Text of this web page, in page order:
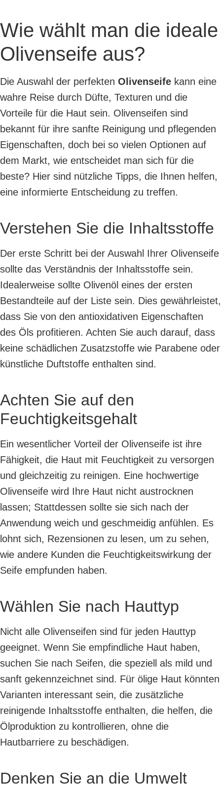
Wie wählt man die ideale
Olivenseife aus?
Die Auswahl der perfekten Olivenseife kann eine
wahre Reise durch Düfte, Texturen und die
Vorteile für die Haut sein. Olivenseifen sind
bekannt für ihre sanfte Reinigung und pflegenden
Eigenschaften, doch bei so vielen Optionen auf
dem Markt, wie entscheidet man sich für die
beste? Hier sind nützliche Tipps, die Ihnen helfen,
eine informierte Entscheidung zu treffen.
Verstehen Sie die Inhaltsstoffe
Der erste Schritt bei der Auswahl Ihrer Olivenseife
sollte das Verständnis der Inhaltsstoffe sein.
Idealerweise sollte Olivenöl eines der ersten
Bestandteile auf der Liste sein. Dies gewährleistet,
dass Sie von den antioxidativen Eigenschaften
des Öls profitieren. Achten Sie auch darauf, dass
keine schädlichen Zusatzstoffe wie Parabene oder
künstliche Duftstoffe enthalten sind.
Achten Sie auf den
Feuchtigkeitsgehalt
Ein wesentlicher Vorteil der Olivenseife ist ihre
Fähigkeit, die Haut mit Feuchtigkeit zu versorgen
und gleichzeitig zu reinigen. Eine hochwertige
Olivenseife wird Ihre Haut nicht austrocknen
lassen; Stattdessen sollte sie sich nach der
Anwendung weich und geschmeidig anfühlen. Es
lohnt sich, Rezensionen zu lesen, um zu sehen,
wie andere Kunden die Feuchtigkeitswirkung der
Seife empfunden haben.
Wählen Sie nach Hauttyp
Nicht alle Olivenseifen sind für jeden Hauttyp
geeignet. Wenn Sie empfindliche Haut haben,
suchen Sie nach Seifen, die speziell als mild und
sanft gekennzeichnet sind. Für ölige Haut könnten
Varianten interessant sein, die zusätzliche
reinigende Inhaltsstoffe enthalten, die helfen, die
Ölproduktion zu kontrollieren, ohne die
Hautbarriere zu beschädigen.
Denken Sie an die Umwelt